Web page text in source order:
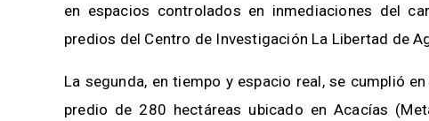
en espacios controlados en inmediaciones del
predios del Centro de Investigación La Libertad de
La segunda, en tiempo y espacio real, se cumplió
predio de 280 hectáreas ubicado en Acacías